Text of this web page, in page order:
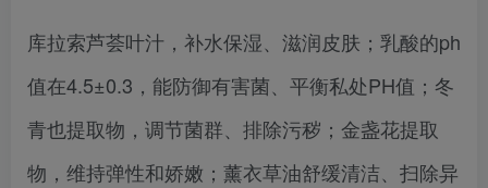
库拉索芦荟叶汁，补水保湿、滋润皮肤；乳酸的ph
值在4.5±0.3，能防御有害菌、平衡私处PH值；冬
青也提取物，调节菌群、排除污秽；金盏花提取
物，维持弹性和娇嫩；薰衣草油舒缓清洁、扫除异